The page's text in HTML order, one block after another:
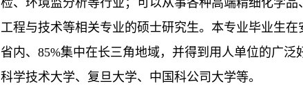
工程与技术等相关专业的硕士研究生。本专业毕业生
省内、85%集中在长三角地域，并得到用人单位的广
科学技术大学、复旦大学、中国科公司大学等。